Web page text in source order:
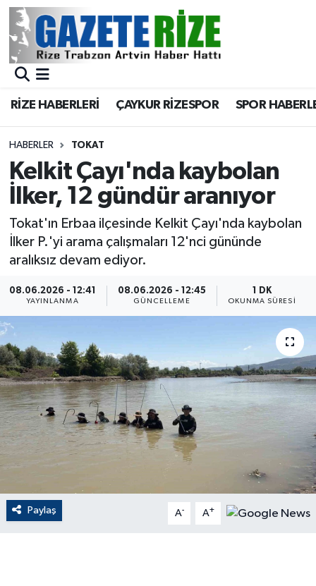
RİZE HABERLERİ ÇAYKUR RİZESPOR SPOR
HABERLER TOKAT
Kelkit Çayı'nda kaybolan
İlker, 12 gündür aranıyor
Tokat'ın Erbaa ilçesinde Kelkit Çayı'nda kaybolan
İlker P.'yi arama çalışmaları 12'nci gününde
aralıksız devam ediyor.
08.06.2026 - 12:41
YAYINLANMA
08.06.2026 - 12:45
GÜNCELLEME
1 DK
OKUNMA SÜRESI
Paylaş A- A+
BÖLGEMİZ
Asayiş
Rize Jandarma Komutanlığı
Bilim Teknoloji
Advertising news
Canlı Maç
ÇEVRE
Dış Haberler
Dünya
EĞİTİM
English News
Merkez Nöbetçi Eczaneler
Merkez Trafik Yoğunluk Haritası
Süper Lig Puan Durumu ve Fikstür
Tüm Manşetler
Son Dakika Haberleri